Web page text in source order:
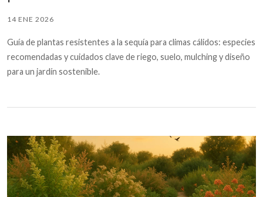
14 ENE 2026
Guía de plantas resistentes a la sequía para climas cálidos: especies
recomendadas y cuidados clave de riego, suelo, mulching y diseño
para un jardín sostenible.